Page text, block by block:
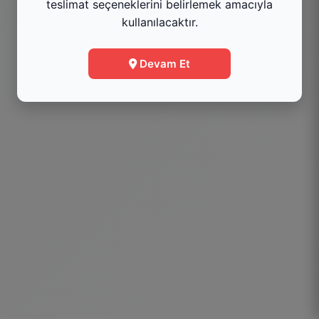
teslimat seçeneklerini belirlemek amacıyla
kullanılacaktır.
Devam Et